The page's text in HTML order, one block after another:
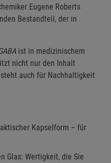
Eugene Roberts
Bestandteil, der in
ist in medizinischem
nicht nur den Inhalt
auch für Nachhaltigkeit
Kapselform – für
Glas: Wertigkeit, die Sie